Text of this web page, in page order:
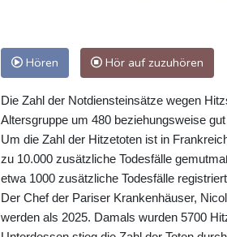
Hören Hör auf zuzuhören
Die Zahl der Notdiensteinsätze wegen
Altersgruppe um 480 beziehungsweise
Um die Zahl der Hitzetoten ist in
zu 10.000 zusätzliche Todesfälle
etwa 1000 zusätzliche Todesfälle
Der Chef der Pariser Krankenhäuser,
werden als 2025. Damals wurden 5700